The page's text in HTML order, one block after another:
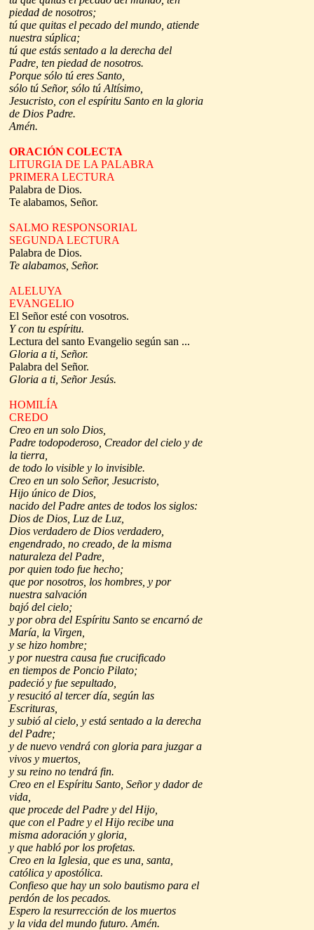
piedad de nosotros;
tú que quitas el pecado del mundo, atiende
nuestra súplica;
tú que estás sentado a la derecha del
Padre, ten piedad de nosotros.
Porque sólo tú eres Santo,
sólo tú Señor, sólo tú Altísimo,
Jesucristo, con el espíritu Santo en la gloria
de Dios Padre.
Amén.
ORACIÓN COLECTA
LITURGIA DE LA PALABRA
PRIMERA LECTURA
Palabra de Dios.
Te alabamos, Señor.
SALMO RESPONSORIAL
SEGUNDA LECTURA
Palabra de Dios.
Te alabamos, Señor.
ALELUYA
EVANGELIO
El Señor esté con vosotros.
Y con tu espíritu.
Lectura del santo Evangelio según san ...
Gloria a ti, Señor.
Palabra del Señor.
Gloria a ti, Señor Jesús.
HOMILÍA
CREDO
Creo en un solo Dios,
Padre todopoderoso, Creador del cielo y de
la tierra,
de todo lo visible y lo invisible.
Creo en un solo Señor, Jesucristo,
Hijo único de Dios,
nacido del Padre antes de todos los siglos:
Dios de Dios, Luz de Luz,
Dios verdadero de Dios verdadero,
engendrado, no creado, de la misma
naturaleza del Padre,
por quien todo fue hecho;
que por nosotros, los hombres, y por
nuestra salvación
bajó del cielo;
y por obra del Espíritu Santo se encarnó de
María, la Virgen,
y se hizo hombre;
y por nuestra causa fue crucificado
en tiempos de Poncio Pilato;
padeció y fue sepultado,
y resucitó al tercer día, según las
Escrituras,
y subió al cielo, y está sentado a la derecha
del Padre;
y de nuevo vendrá con gloria para juzgar a
vivos y muertos,
y su reino no tendrá fin.
Creo en el Espíritu Santo, Señor y dador de
vida,
que procede del Padre y del Hijo,
que con el Padre y el Hijo recibe una
misma adoración y gloria,
y que habló por los profetas.
Creo en la Iglesia, que es una, santa,
católica y apostólica.
Confieso que hay un solo bautismo para el
perdón de los pecados.
Espero la resurrección de los muertos
y la vida del mundo futuro. Amén.